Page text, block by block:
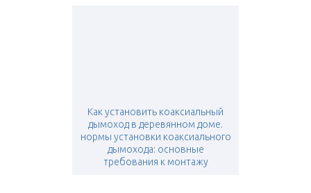
Как установить коаксиальный
дымоход в деревянном доме.
нормы установки коаксиального
дымохода: основные
требования к монтажу